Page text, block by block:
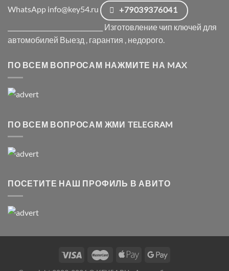
WhatsApp info@key54.ru
+79039376041
_______________________________ Изготовление чип ключей для
автомобилей Выезд , гарантия , недорого.
ПО ВСЕМ ВОПРОСАМ НАЖМИТЕ НА MAX
ПО ВСЕМ ВОПРОСАМ ЖМИ TELEGRAM
ПОСЕТИТЕ НАШ ПРОФИЛЬ В АВИТО